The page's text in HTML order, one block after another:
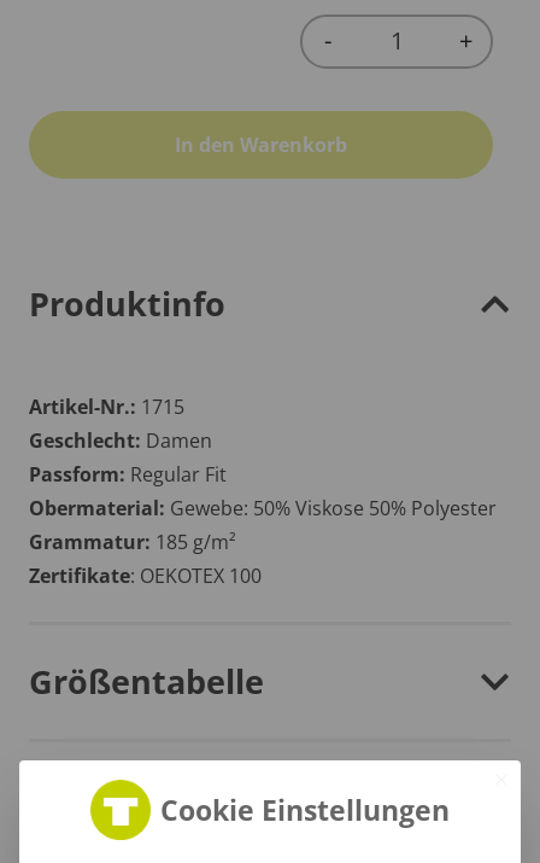
Quantity
- +
In den Warenkorb
Produktinfo
Artikel-Nr.: 1715
Geschlecht: Damen
Passform: Regular Fit
Obermaterial: Gewebe: 50% Viskose 50% Polyester
Grammatur: 185 g/m²
Zertifikate: OEKOTEX 100
Größentabelle
LieferzeitCookie Einstellungen